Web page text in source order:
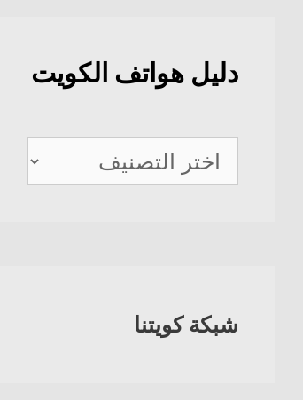
دليل هواتف الكويت
دليل
هواتف
شبكة كويتنا